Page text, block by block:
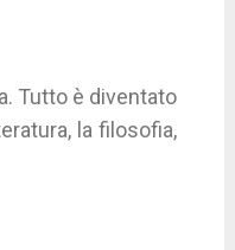
Tutto è diventato
la filosofia,